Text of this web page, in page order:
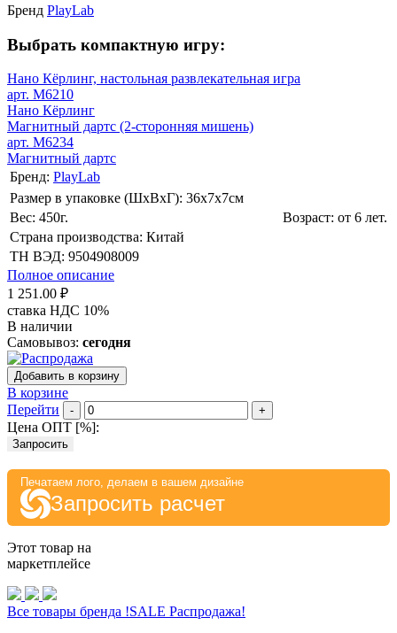
Бренд PlayLab
Выбрать компактную игру:
Нано Кёрлинг, настольная развлекательная игра
арт. M6210
Нано Кёрлинг
Магнитный дартс (2-сторонняя мишень)
арт. M6234
Магнитный дартс
Бренд: PlayLab
Размер в упаковке (ШхВxГ): 36х7х7cм
Вес: 450г.
Возраст: от 6 лет.
Страна производства: Китай
ТН ВЭД: 9504908009
Полное описание
1 251.00 ₽
ставка НДС 10%
В наличии
Самовывоз: сегодня
Добавить в корзину
В корзине
Перейти
- +
Цена ОПТ [%]:
Запросить
Печатаем лого, делаем в вашем дизайне
Запросить расчет
Этот товар на
маркетплейсе
Все товары бренда !SALE Распродажа!